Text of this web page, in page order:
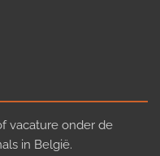
vacature onder de
in België.